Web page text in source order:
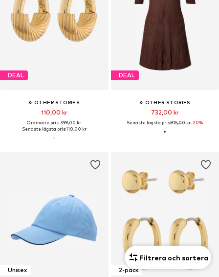
DEAL
& OTHER STORIES
110,00 kr
Ordinarie pris: 399,00 kr
Senaste lägsta pris:110,00 kr
DEAL
& OTHER STORIES
732,00 kr
Senaste lägsta pris:915,00 kr-20%
Unisex 2-pack
Filtrera och sortera